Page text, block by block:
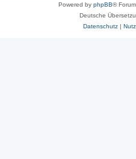
Powered by phpBB®
Deutsche
Datenschutz|